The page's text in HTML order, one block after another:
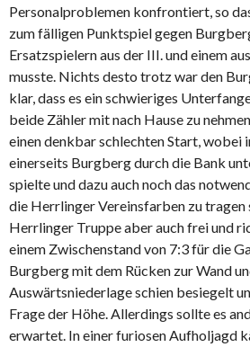
Personalproblemen konfrontiert, so
zum fälligen Punktspiel gegen
Ersatzspielern aus der III. und einem
musste. Nichts desto trotz war den
klar, dass es ein schwieriges
beide Zähler mit nach Hause zu
einen denkbar schlechten Start, wobei
einerseits Burgberg durch die Bank
spielte und dazu auch noch das
die Herrlinger Vereinsfarben zu tragen
Herrlinger Truppe aber auch frei und
einem Zwischenstand von 7:3 für die
Burgberg mit dem Rücken zur Wand
Auswärtsniederlage schien besiegelt
Frage der Höhe. Allerdings sollte es
erwartet. In einer furiosen Aufholjagd